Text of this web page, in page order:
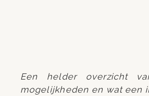
Een helder overzicht
mogelijkheden en wat een